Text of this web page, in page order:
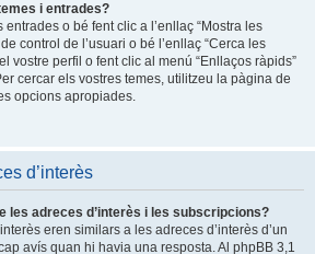
i entrades?
o bé fent clic a l’enllaç “Mostra les
control de l’usuari o bé l’enllaç “Cerca les
vostre perfil o fent clic al menú “Enllaços ràpids”
cercar els vostres temes, utilitzeu la pàgina de
opcions apropiades.
d’interès
les adreces d’interès i les subscripcions?
eren similars a les adreces d’interès d’un
avís quan hi havia una resposta. Al phpBB 3,1